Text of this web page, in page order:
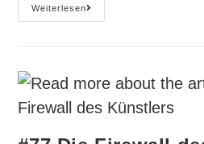
Weiterlesen#110
Liebe